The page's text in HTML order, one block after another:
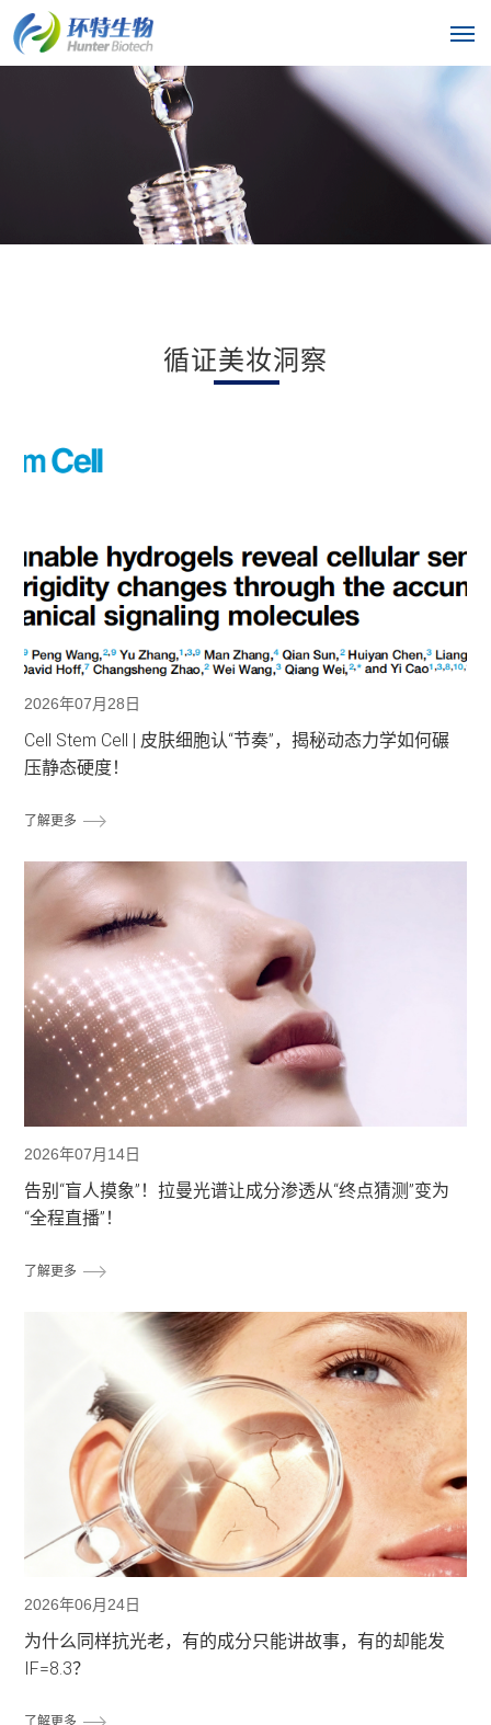
循证美妆洞察
2026年07月28日
Cell Stem Cell | 皮肤细胞认“节奏”，揭秘动态力学如何碾
压静态硬度！
了解更多
2026年07月14日
告别“盲人摸象”！拉曼光谱让成分渗透从“终点猜测”变为
“全程直播”！
了解更多
2026年06月24日
为什么同样抗光老，有的成分只能讲故事，有的却能发
IF=8.3？
了解更多